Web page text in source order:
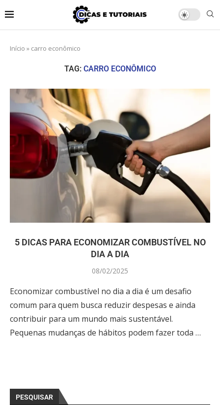
Início » carro econômico
TAG: CARRO ECONÔMICO
5 DICAS PARA ECONOMIZAR COMBUSTÍVEL NO
DIA A DIA
08/02/2025
Economizar combustível no dia a dia é um desafio
comum para quem busca reduzir despesas e ainda
contribuir para um mundo mais sustentável.
Pequenas mudanças de hábitos podem fazer toda …
PESQUISAR